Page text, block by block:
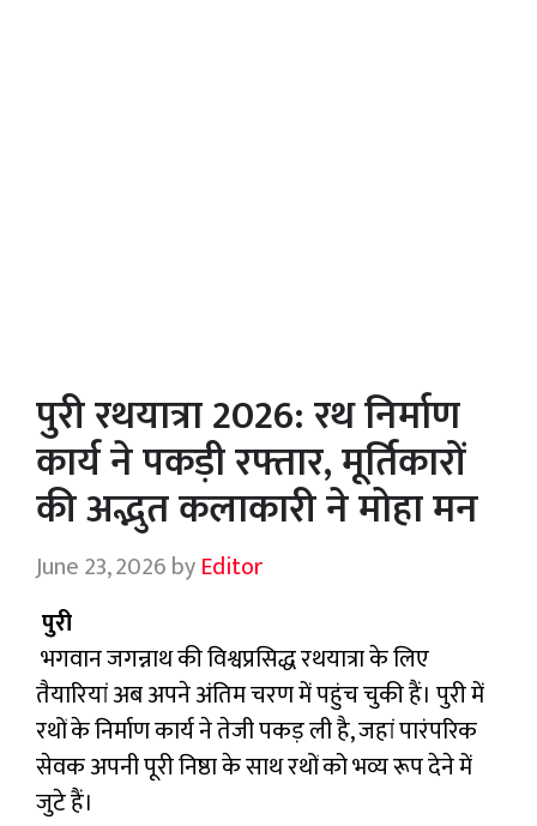
पुरी रथयात्रा 2026: रथ निर्माण
कार्य ने पकड़ी रफ्तार, मूर्तिकारों
की अद्भुत कलाकारी ने मोहा मन
June 23, 2026byEditor
पुरी
भगवान जगन्नाथ की विश्वप्रसिद्ध रथयात्रा के लिए
तैयारियां अब अपने अंतिम चरण में पहुंच चुकी हैं। पुरी में
रथों के निर्माण कार्य ने तेजी पकड़ ली है, जहां पारंपरिक
सेवक अपनी पूरी निष्ठा के साथ रथों को भव्य रूप देने में
जुटे हैं।